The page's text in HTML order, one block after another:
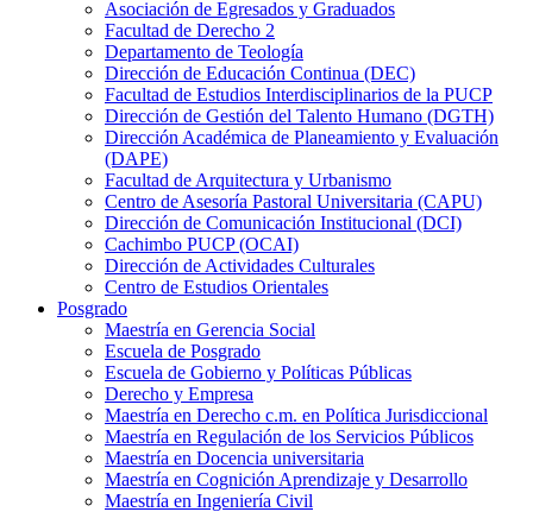
Asociación de Egresados y Graduados
Facultad de Derecho 2
Departamento de Teología
Dirección de Educación Continua (DEC)
Facultad de Estudios Interdisciplinarios de la PUCP
Dirección de Gestión del Talento Humano (DGTH)
Dirección Académica de Planeamiento y Evaluación
(DAPE)
Facultad de Arquitectura y Urbanismo
Centro de Asesoría Pastoral Universitaria (CAPU)
Dirección de Comunicación Institucional (DCI)
Cachimbo PUCP (OCAI)
Dirección de Actividades Culturales
Centro de Estudios Orientales
Posgrado
Maestría en Gerencia Social
Escuela de Posgrado
Escuela de Gobierno y Políticas Públicas
Derecho y Empresa
Maestría en Derecho c.m. en Política Jurisdiccional
Maestría en Regulación de los Servicios Públicos
Maestría en Docencia universitaria
Maestría en Cognición Aprendizaje y Desarrollo
Maestría en Ingeniería Civil